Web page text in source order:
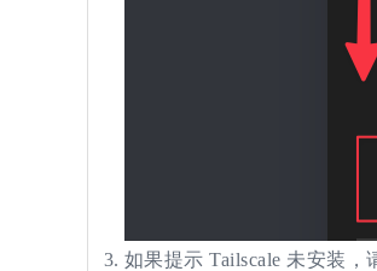
如果提示 Tailscale 未安装